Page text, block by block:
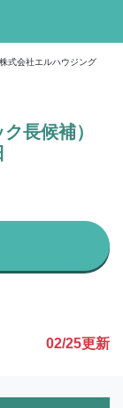
株式会社エルハウジング
長候補）
02/25更新